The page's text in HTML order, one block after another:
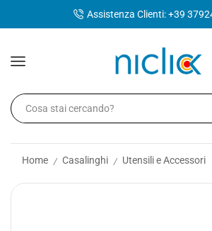
Assistenza Clienti: +39
Home / Casalinghi / Utensili e Accessori